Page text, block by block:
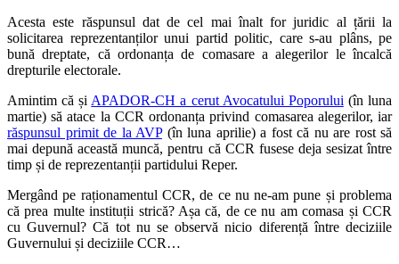
Acesta este răspunsul dat de cel mai înalt for juridic al țării la
solicitarea reprezentanților unui partid politic, care s-au plâns, pe
bună dreptate, că ordonanța de comasare a alegerilor le încalcă
drepturile electorale.
Amintim că și APADOR-CH a cerut Avocatului Poporului (în luna
martie) să atace la CCR ordonanța privind comasarea alegerilor, iar
răspunsul primit de la AVP(în luna aprilie) a fost că nu are rost să
mai depună această muncă, pentru că CCR fusese deja sesizat între
timp și de reprezentanții partidului Reper.
Mergând pe raționamentul CCR, de ce nu ne-am pune și problema
că prea multe instituții strică? Așa că, de ce nu am comasa și CCR
cu Guvernul? Că tot nu se observă nicio diferență între deciziile
Guvernului și deciziile CCR…